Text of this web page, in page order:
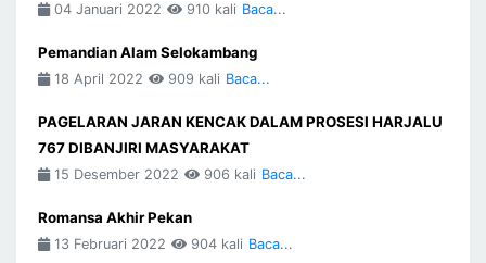
04 Januari 2022 910 kali Baca...
Pemandian Alam Selokambang
18 April 2022 909 kali Baca...
PAGELARAN JARAN KENCAK DALAM PROSESI HARJALU
767 DIBANJIRI MASYARAKAT
15 Desember 2022 906 kali Baca...
Romansa Akhir Pekan
13 Februari 2022 904 kali Baca...